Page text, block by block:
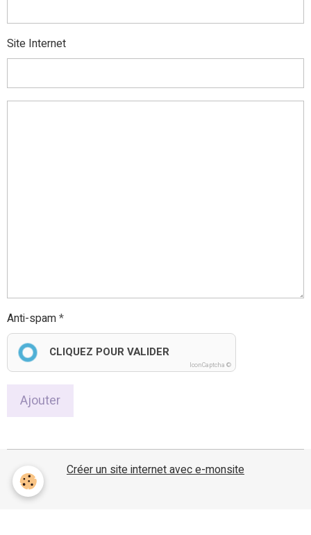
Site Internet
Anti-spam
CLIQUEZ POUR VALIDER
IconCaptcha ©
Ajouter
Créer un site internet avec e-monsite